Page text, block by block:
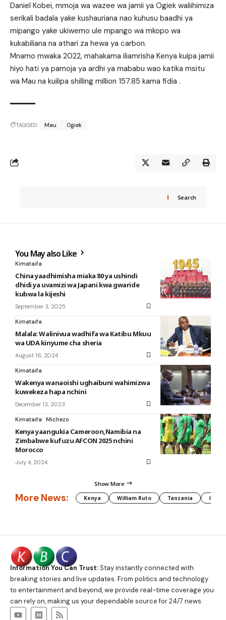
Daniel Kobei, mmoja wa wazee wa jamii ya Ogiek waliihimiza
serikali badala yake kushauriana nao kuhusu baadhi ya
mipango yake ukiwemo ule mpango wa mkopo wa
kukabiliana na athari za hewa ya carbon.
Mnamo mwaka 2022, mahakama iliamrisha Kenya kuipa jamii
hiyo hati ya pamoja ya ardhi ya mababu wao katika msitu
wa Mau na kuilipa shilling million 157.85 kama fidia .
TAGGED: Mau Ogiek
Search
You May also Like
Kimataifa
China yaadhimisha miaka 80 ya ushindi
dhidi ya uvamizi wa Japani kwa gwaride
kubwa la kijeshi
September 3, 2025
Kimataifa
Malala: Walinivua wadhifa wa Katibu Mkuu
wa UDA kinyume cha sheria
August 16, 2024
Kimataifa
Wakenya wanaoishi ughaibuni wahimizwa
kuwekeza hapa nchini
December 13, 2023
Kimataifa Michezo
Kenya yaangukia Cameroon,Namibia na
Zimbabwe kufuzu AFCON 2025 nchini
Morocco
July 4, 2024
Show More
More News: Kenya William Ruto Tanzania CAF
Information You Can Trust:Stay instantly connected with
breaking stories and live updates. From politics and technology
to entertainment and beyond, we provide real-time coverage you
can rely on, making us your dependable source for 24/7 news.